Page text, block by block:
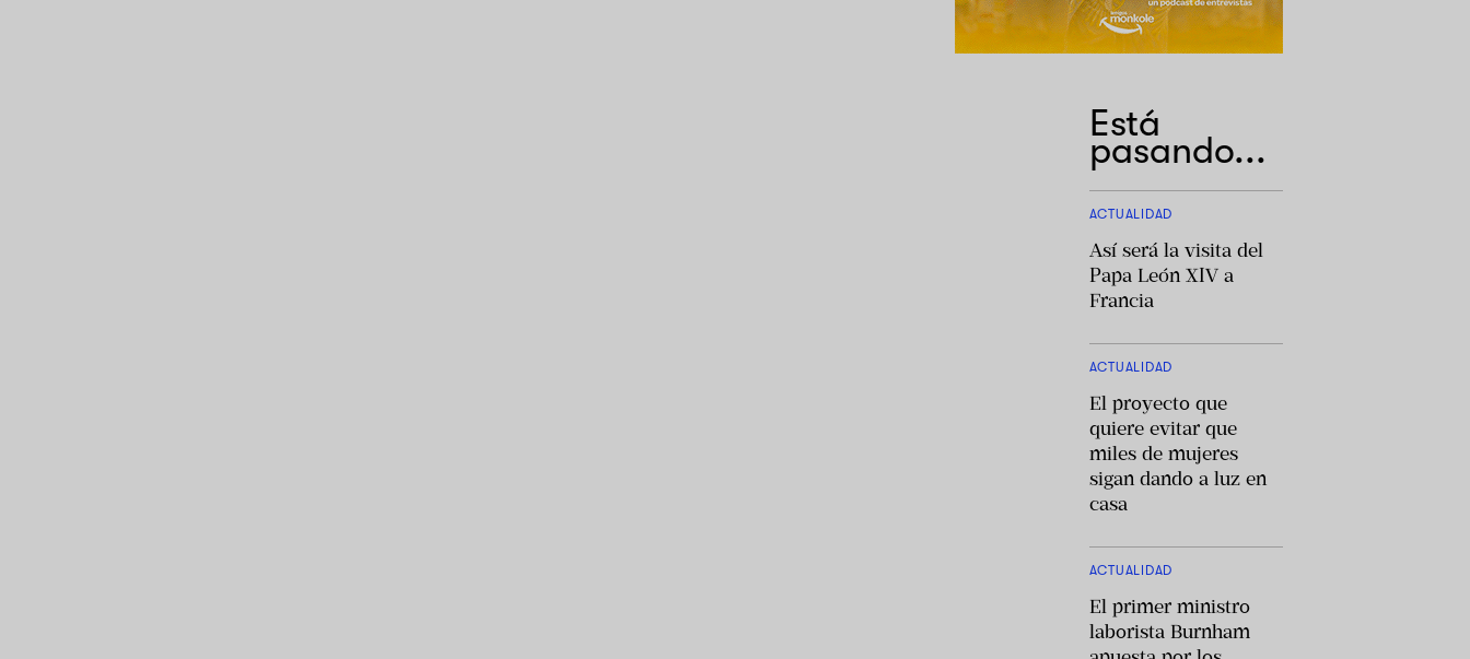
Está
pasando...
ACTUALIDAD
Así será la visita del
Papa León XIV a
Francia
ACTUALIDAD
El proyecto que
quiere evitar que
miles de mujeres
sigan dando a luz en
casa
ACTUALIDAD
El primer ministro
laborista Burnham